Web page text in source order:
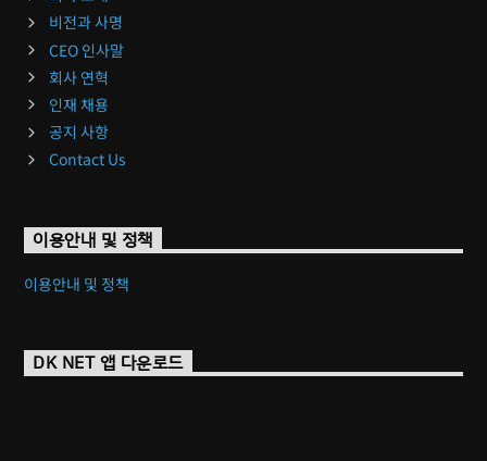
비전과 사명
CEO 인사말
회사 연혁
인재 채용
공지 사항
Contact Us
이용안내 및 정책
이용안내 및 정책
DK NET 앱 다운로드